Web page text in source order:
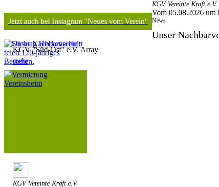
Jetzt auch bei Instagram "Neues vom Verein"
KGV Vereinte Kraft e.V.
Vom 05.08.2026 um
News
Unser
KGV "Süd-Ost" e.V. Array
mehr
KGV Vereinte Kraft e.V.